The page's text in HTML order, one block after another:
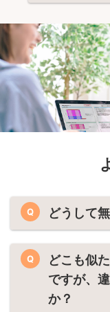
Q どうして
Q
どこも似
ですが、
か？